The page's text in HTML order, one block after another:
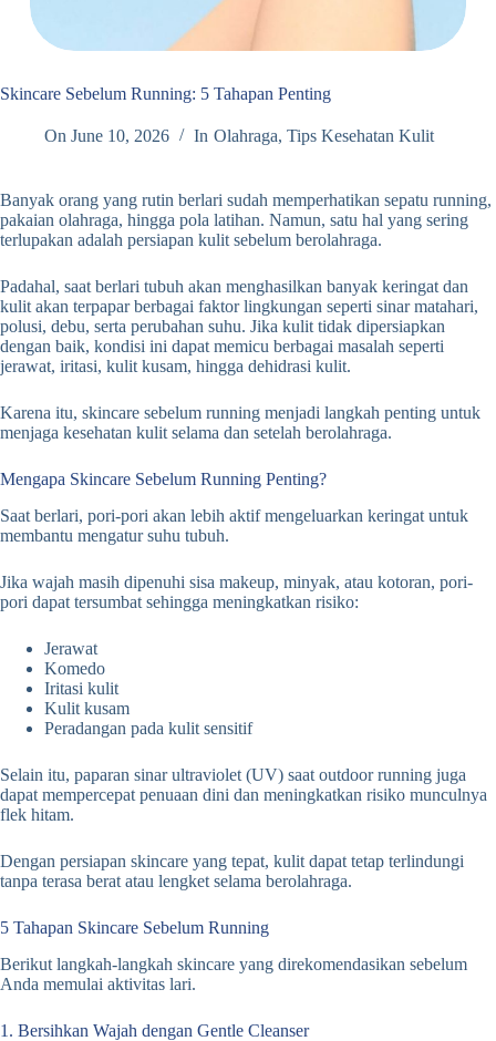
Skincare Sebelum Running: 5 Tahapan Penting
On June 10, 2026 In Olahraga, Tips Kesehatan Kulit
Banyak orang yang rutin berlari sudah memperhatikan sepatu running,
pakaian olahraga, hingga pola latihan. Namun, satu hal yang sering
terlupakan adalah persiapan kulit sebelum berolahraga.
Padahal, saat berlari tubuh akan menghasilkan banyak keringat dan
kulit akan terpapar berbagai faktor lingkungan seperti sinar matahari,
polusi, debu, serta perubahan suhu. Jika kulit tidak dipersiapkan
dengan baik, kondisi ini dapat memicu berbagai masalah seperti
jerawat, iritasi, kulit kusam, hingga dehidrasi kulit.
Karena itu, skincare sebelum running menjadi langkah penting untuk
menjaga kesehatan kulit selama dan setelah berolahraga.
Mengapa Skincare Sebelum Running Penting?
Saat berlari, pori-pori akan lebih aktif mengeluarkan keringat untuk
membantu mengatur suhu tubuh.
Jika wajah masih dipenuhi sisa makeup, minyak, atau kotoran, pori-
pori dapat tersumbat sehingga meningkatkan risiko:
Jerawat
Komedo
Iritasi kulit
Kulit kusam
Peradangan pada kulit sensitif
Selain itu, paparan sinar ultraviolet (UV) saat outdoor running juga
dapat mempercepat penuaan dini dan meningkatkan risiko munculnya
flek hitam.
Dengan persiapan skincare yang tepat, kulit dapat tetap terlindungi
tanpa terasa berat atau lengket selama berolahraga.
5 Tahapan Skincare Sebelum Running
Berikut langkah-langkah skincare yang direkomendasikan sebelum
Anda memulai aktivitas lari.
1. Bersihkan Wajah dengan Gentle Cleanser